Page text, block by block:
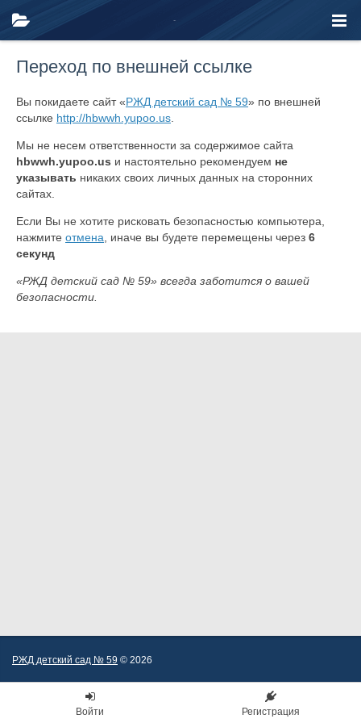
Переход по внешней ссылке
Вы покидаете сайт «РЖД детский сад № 59» по внешней
ссылке http://hbwwh.yupoo.us
Мы не несем ответственности за содержимое сайта
hbwwh.yupoo.us и настоятельно рекомендуем не
указывать никаких своих личных данных на сторонних
сайтах.
Если Вы не хотите рисковать безопасностью компьютера,
нажмите отмена , иначе вы будете перемещены через 6
секунд
«РЖД детский сад № 59» всегда заботится о вашей
безопасности.
РЖД детский сад № 59 © 2026
Войти Регистрация